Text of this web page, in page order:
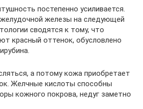
постепенно усиливается.
железы на следующей
сводятся к тому, что
красный оттенок, обусловлено
а потому кожа приобретает
Желчные кислоты способны
кожного покрова, недуг заметно